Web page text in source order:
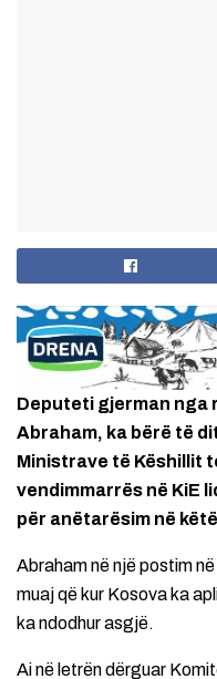
Deputeti gjerman nga
Abraham, ka bërë të
Ministrave të Këshillit
vendimmarrës në KiE
për anëtarësim në
Abraham në një postim
muaj që kur Kosova ka
ka ndodhur asgjë.
Ai në letrën dërguar